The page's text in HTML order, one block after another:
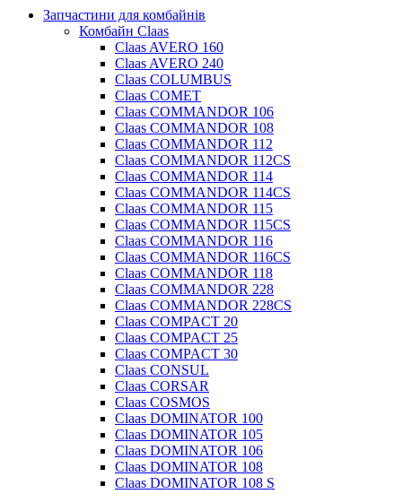
Запчастини для комбайнів
Комбайн Claas
Claas AVERO 160
Claas AVERO 240
Claas COLUMBUS
Claas COMET
Claas COMMANDOR 106
Claas COMMANDOR 108
Claas COMMANDOR 112
Claas COMMANDOR 112CS
Claas COMMANDOR 114
Claas COMMANDOR 114CS
Claas COMMANDOR 115
Claas COMMANDOR 115CS
Claas COMMANDOR 116
Claas COMMANDOR 116CS
Claas COMMANDOR 118
Claas COMMANDOR 228
Claas COMMANDOR 228CS
Claas COMPACT 20
Claas COMPACT 25
Claas COMPACT 30
Claas CONSUL
Claas CORSAR
Claas COSMOS
Claas DOMINATOR 100
Claas DOMINATOR 105
Claas DOMINATOR 106
Claas DOMINATOR 108
Claas DOMINATOR 108 S